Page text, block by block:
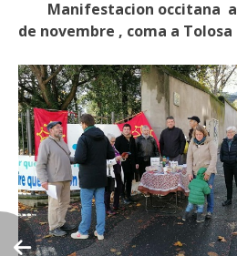
Manifestacion occitana a
de novembre , coma a